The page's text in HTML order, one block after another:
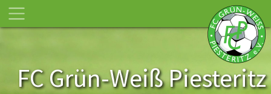
FC Grün-Weiß Piesteritz